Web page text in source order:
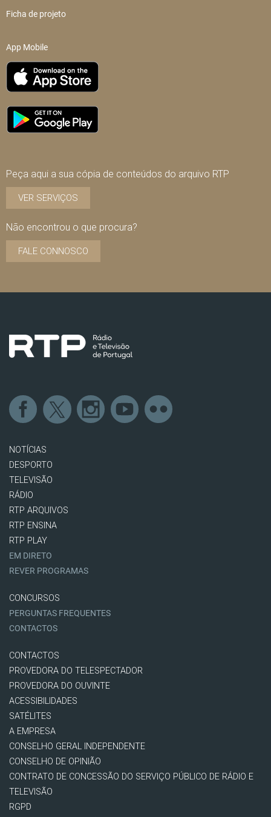
Ficha de projeto
App Mobile
Peça aqui a sua cópia de conteúdos do arquivo RTP
VER SERVIÇOS
Não encontrou o que procura?
FALE CONNOSCO
NOTÍCIAS
DESPORTO
TELEVISÃO
RÁDIO
RTP ARQUIVOS
RTP ENSINA
RTP PLAY
EM DIRETO
REVER PROGRAMAS
CONCURSOS
PERGUNTAS FREQUENTES
CONTACTOS
CONTACTOS
PROVEDORA DO TELESPECTADOR
PROVEDORA DO OUVINTE
ACESSIBILIDADES
SATÉLITES
A EMPRESA
CONSELHO GERAL INDEPENDENTE
CONSELHO DE OPINIÃO
CONTRATO DE CONCESSÃO DO SERVIÇO PÚBLICO DE RÁDIO E
TELEVISÃO
RGPD